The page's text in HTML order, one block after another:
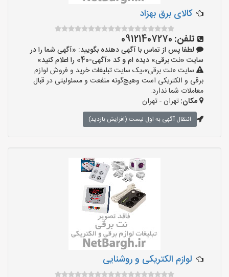
کالای برق بهزاد
تلفن: 09121407270
لطفا پس از تماس با آگهی دهنده بگویید: «آگهی شما را در
سایت «نت برقی» دیده ام و کد «آگهی-40» را اعلام کنید»
سایت «نت برقی»،یک سایت تبلیغات خرید و فروش لوازم
برقی و الکتریکی است وهیچ‌گونه منفعت و مسئولیتی در قبال
معاملات شما ندارد.
مکان:تهران - تهران
انتقال آگهی به اول لیست (افزایش بازدید)
لوازم الکتریکی و روشنایی